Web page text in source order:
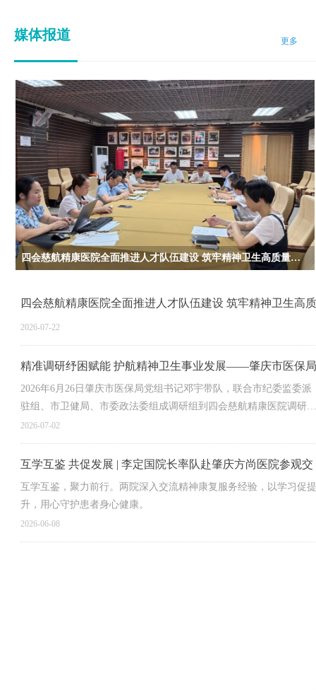
媒体报道
四会慈航精康医院全面推进人才队伍建设 筑牢精神卫生高质量发展根基
四会慈航精康医院全面推进人才队伍建设 筑牢精神卫生高质
量发展根基
2026-07-22
精准调研纾困赋能 护航精神卫生事业发展——肇庆市医保局
调研组赴四会慈航精康医院开展专题调研
2026年6月26日肇庆市医保局党组书记邓宇带队，联合市纪委监委派
驻组、市卫健局、市委政法委组成调研组到四会慈航精康医院调研走
访。
2026-07-02
互学互鉴 共促发展 | 李定国院长率队赴肇庆方尚医院参观交
流
互学互鉴，聚力前行。两院深入交流精神康复服务经验，以学习促提
升，用心守护患者身心健康。
2026-06-08
更多